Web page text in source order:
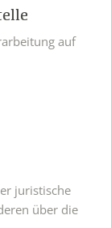
auf
juristische
über die